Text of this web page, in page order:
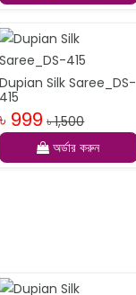
Dupian Silk Saree_DS-
415
৳ 999 ৳ 1,500
অর্ডার করুন